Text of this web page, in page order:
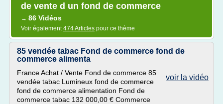
de vente d un fond de commerce
→ 86 Vidéos
Voir également474 Articles pour ce thème
85 vendée tabac Fond de commerce fond de
commerce alimenta
voir la vidéo
France Achat / Vente Fond de commerce 85
vendée tabac Lumineux fond de commerce
fond de commerce alimentation Fond de
commerce tabac 132 000,00 € Commerce